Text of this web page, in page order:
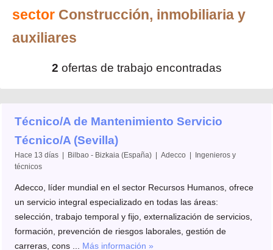
sector Construcción, inmobiliaria y
auxiliares
2 ofertas de trabajo encontradas
Técnico/A de Mantenimiento Servicio
Técnico/A (Sevilla)
Hace 13 días | Bilbao - Bizkaia (España) | Adecco | Ingenieros y
técnicos
Adecco, líder mundial en el sector Recursos Humanos, ofrece
un servicio integral especializado en todas las áreas:
selección, trabajo temporal y fijo, externalización de servicios,
formación, prevención de riesgos laborales, gestión de
carreras, cons ... Más información »